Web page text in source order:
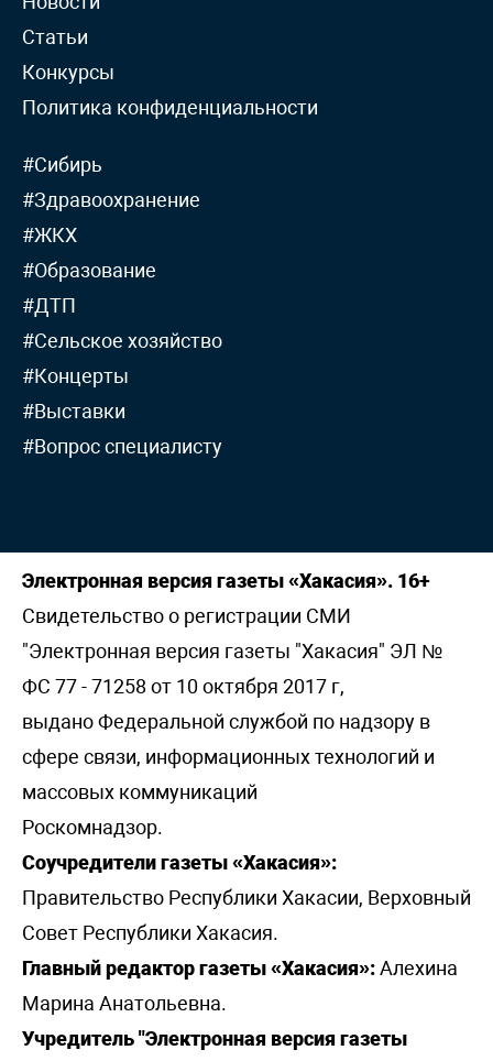
Статьи
Конкурсы
Политика конфиденциальности
#Сибирь
#Здравоохранение
#ЖКХ
#Образование
#ДТП
#Сельское хозяйство
#Концерты
#Выставки
#Вопрос специалисту
Электронная версия газеты «Хакасия». 16+
Свидетельство о регистрации СМИ
"Электронная версия газеты "Хакасия" ЭЛ №
ФС 77 - 71258 от 10 октября 2017 г,
выдано Федеральной службой по надзору в
сфере связи, информационных технологий и
массовых коммуникаций
Роскомнадзор.
Соучредители газеты «Хакасия»:
Правительство Республики Хакасии, Верховный
Совет Республики Хакасия.
Главный редактор газеты «Хакасия»:Алехина
Марина Анатольевна.
Учредитель "Электронная версия газеты